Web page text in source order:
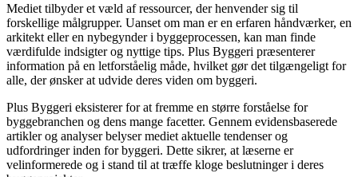
Mediet tilbyder et væld af ressourcer, der henvender sig til
forskellige målgrupper. Uanset om man er en erfaren håndværker, en
arkitekt eller en nybegynder i byggeprocessen, kan man finde
værdifulde indsigter og nyttige tips. Plus Byggeri præsenterer
information på en letforståelig måde, hvilket gør det tilgængeligt for
alle, der ønsker at udvide deres viden om byggeri.
Plus Byggeri eksisterer for at fremme en større forståelse for
byggebranchen og dens mange facetter. Gennem evidensbaserede
artikler og analyser belyser mediet aktuelle tendenser og
udfordringer inden for byggeri. Dette sikrer, at læserne er
velinformerede og i stand til at træffe kloge beslutninger i deres